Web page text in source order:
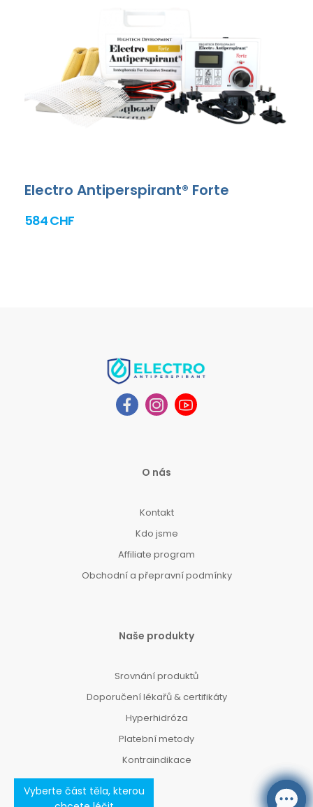
Vyberte část těla, kterou
Electro Antiperspirant® Forte
584 CHF
O nás
Kontakt
Kdo jsme
Affiliate program
Obchodní a přepravní podmínky
Naše produkty
Srovnání produktů
Doporučení lékařů & certifikáty
Hyperhidróza
Platební metody
Kontraindikace